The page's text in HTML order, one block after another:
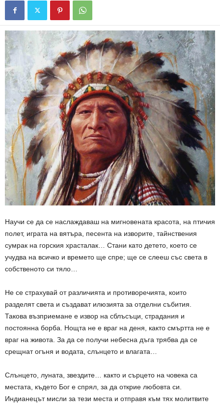
Научи се да се наслаждаваш на мигновената красота, на птичия
полет, играта на вятъра, песента на изворите, тайнствения
сумрак на горския храсталак… Стани като детето, което се
учудва на всичко и времето ще спре; ще се слееш със света в
собственото си тяло…
Не се страхувай от различията и противоречията, които
разделят света и създават илюзията за отделни събития.
Такова възприемане е извор на сблъсъци, страдания и
постоянна борба. Нощта не е враг на деня, както смъртта не е
враг на живота. За да се получи небесна дъга трябва да се
срещнат огъня и водата, слънцето и влагата…
Слънцето, луната, звездите… както и сърцето на човека са
местата, където Бог е спрял, за да открие любовта си.
Индианецът мисли за тези места и отправя към тях молитвите